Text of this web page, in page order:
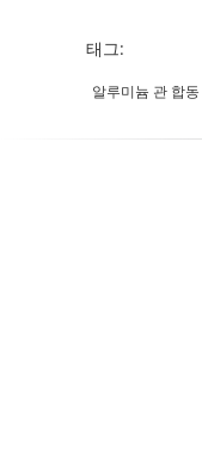
태그:
알루미늄 관 합동